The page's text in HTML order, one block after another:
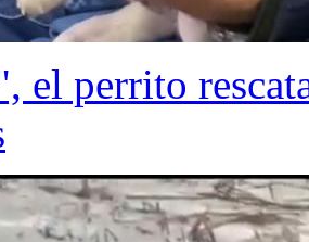
el perrito